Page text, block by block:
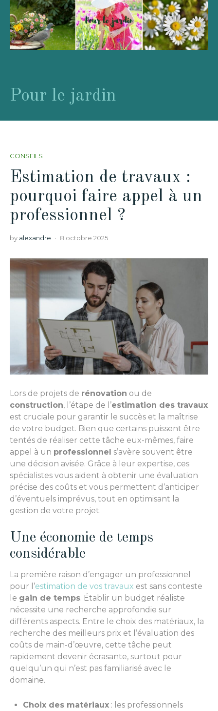
Pour le jardin
CONSEILS
Estimation de travaux :
pourquoi faire appel à un
professionnel ?
by alexandre 8 octobre 2025
Lors de projets de rénovation ou de
construction, l’étape de l’estimation des travaux
est cruciale pour garantir le succès et la maîtrise
de votre budget. Bien que certains puissent être
tentés de réaliser cette tâche eux-mêmes, faire
appel à un professionnel s’avère souvent être
une décision avisée. Grâce à leur expertise, ces
spécialistes vous aident à obtenir une évaluation
précise des coûts et vous permettent d’anticiper
d’éventuels imprévus, tout en optimisant la
gestion de votre projet.
Une économie de temps
considérable
La première raison d’engager un professionnel
pour l’estimation de vos travaux est sans conteste
le gain de temps. Établir un budget réaliste
nécessite une recherche approfondie sur
différents aspects. Entre le choix des matériaux, la
recherche des meilleurs prix et l’évaluation des
coûts de main-d’œuvre, cette tâche peut
rapidement devenir écrasante, surtout pour
quelqu’un qui n’est pas familiarisé avec le
domaine.
Choix des matériaux : les professionnels